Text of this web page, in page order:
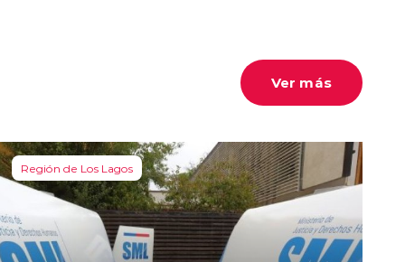
Ver más
Región de Los Lagos